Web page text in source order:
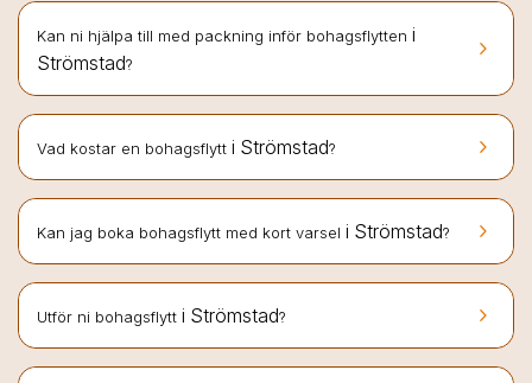
keyboard_arrow_right
Kan ni hjälpa till med packning inför bohagsflytten i
Strömstad?
keyboard_arrow_right
Vad kostar en bohagsflytt i Strömstad?
keyboard_arrow_right
Kan jag boka bohagsflytt med kort varsel i Strömstad?
keyboard_arrow_right
Utför ni bohagsflytt i Strömstad?